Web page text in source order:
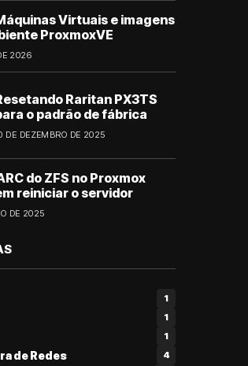
Virtuais e imagens
ProxmoxVE
2026
Raritan PX3TS
o padrão de fábrica
DE DEZEMBRO DE 2025
do ZFS no Proxmox
reiniciar o servidor
DE 2025
1
1
1
de Redes 4